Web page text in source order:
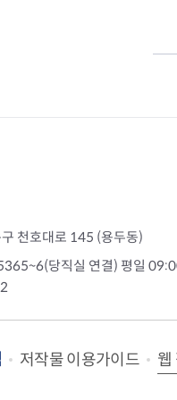
천호대로 145 (용두동)
당직실 연결) 평일
저작물 이용가이드 웹